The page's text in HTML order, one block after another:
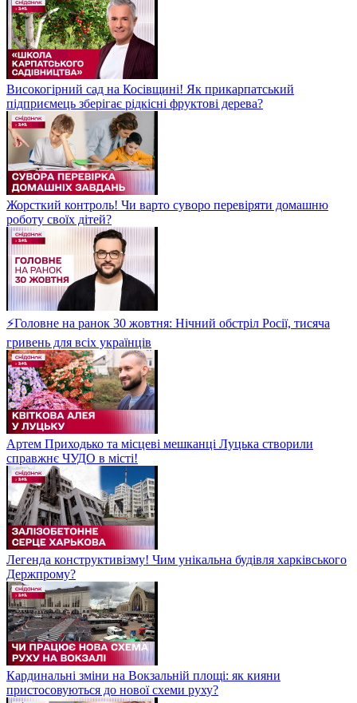
Високогірний сад на Косівщині! Як прикарпатський
підприємець зберігає рідкісні фруктові дерева?
Жорсткий контроль! Чи варто суворо перевіряти домашню
роботу своїх дітей?
⚡Головне на ранок 30 жовтня: Нічний обстріл Росії, тисяча
гривень для всіх українців
Артем Приходько та місцеві мешканці Луцька створили
справжнє ЧУДО в місті!
Легенда конструктивізму! Чим унікальна будівля харківського
Держпрому?
Кардинальні зміни на Вокзальній площі: як кияни
пристосовуються до нової схеми руху?